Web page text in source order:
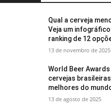
Qual a cerveja
Veja um
ranking de 12
13 de novembro de 2025
World Beer
cervejas
melhores do
13 de agosto de 2025